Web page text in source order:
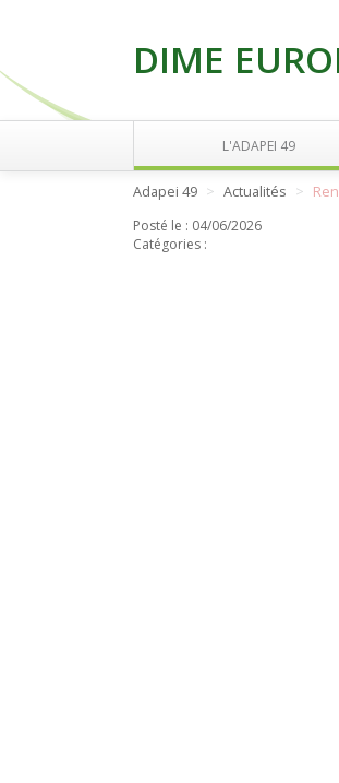
DIME
L'ADAPEI 49
Adapei 49 Actualités
Posté le : 04/06/2026
Catégories :